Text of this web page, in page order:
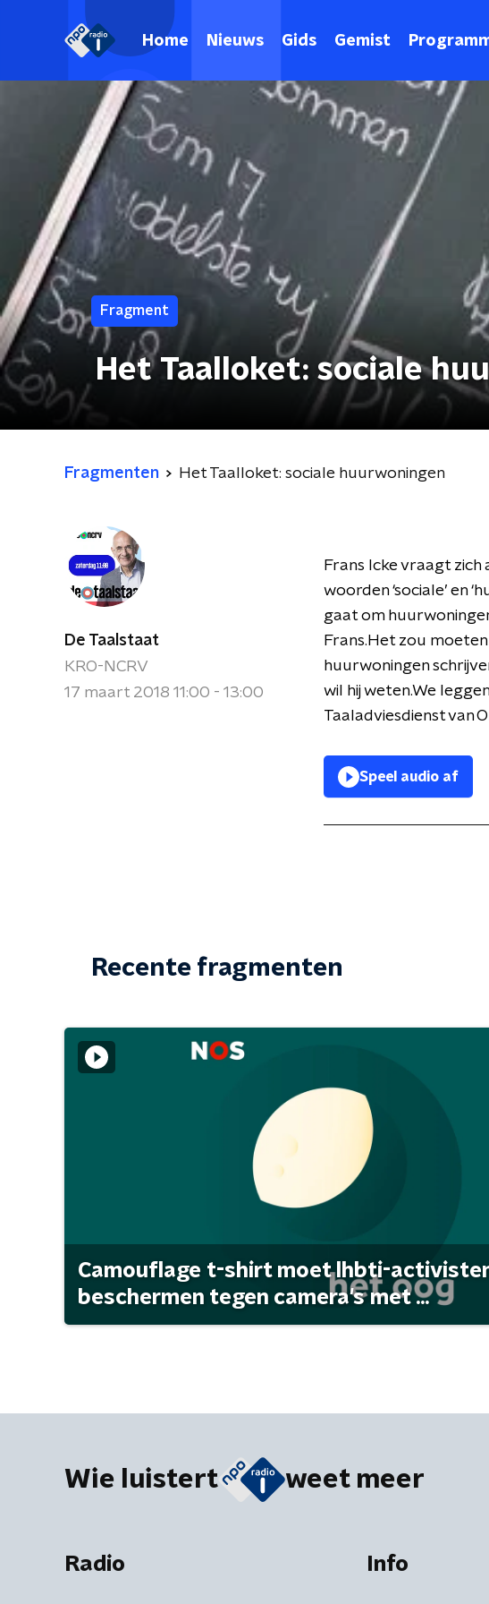
Home Nieuws Gids Gemist
Fragment
Het Taalloket: sociale
Fragmenten Het Taalloket: sociale huurwoningen
De Taalstaat
KRO-NCRV
17 maart 2018 11:00 - 13:00
Frans Icke vraagt
woorden ‘sociale’ en
gaat om
Frans.Het zou
huurwoningen
wil hij weten.We
Taaladviesdienst van
Speel audio af
Recente fragmenten
Camouflage t-shirt moet lhbti-
beschermen tegen camera's met ...
Wie luistert weet meer
Radio Info